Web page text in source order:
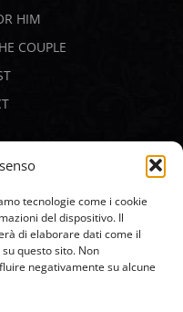
tecnologie come i cookie
del dispositivo. Il
di elaborare dati come il
questo sito. Non
negativamente su alcune
HIM
COUPLE